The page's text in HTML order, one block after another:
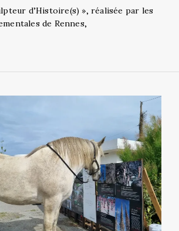
d’Histoire(s) », réalisée par les
de Rennes,